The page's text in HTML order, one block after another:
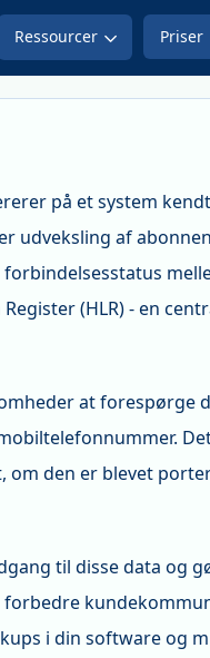
Ressourcer Priser
på et system kendt
af
(HLR) - en
at forespørge
den er blevet
til disse data og
i din software og